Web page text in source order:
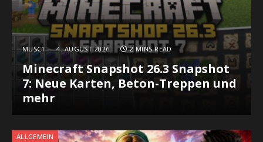
MUSC1 4. AUGUST 2026 2 MINS READ
Minecraft Snapshot 26.3 Snapshot
7: Neue Karten, Beton-Treppen und
mehr
ALLGEMEIN